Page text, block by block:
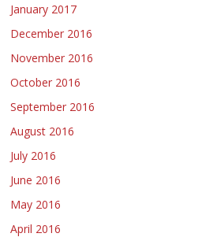
January 2017
December 2016
November 2016
October 2016
September 2016
August 2016
July 2016
June 2016
May 2016
April 2016